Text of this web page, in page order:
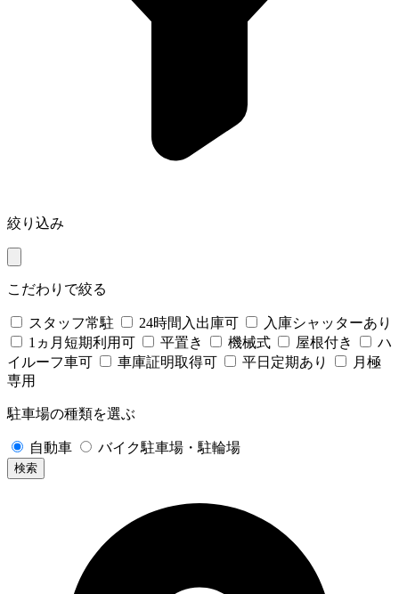
絞り込み
こだわりで絞る
スタッフ常駐 24時間入出庫可
入庫シャッターあり
1ヵ月短期利用可
平置き 機械式 屋根付き
ハ
イルーフ車可
車庫証明取得可 平日定期あり
月極
専用
駐車場の種類を選ぶ
自動車 バイク駐車場・駐輪場
検索